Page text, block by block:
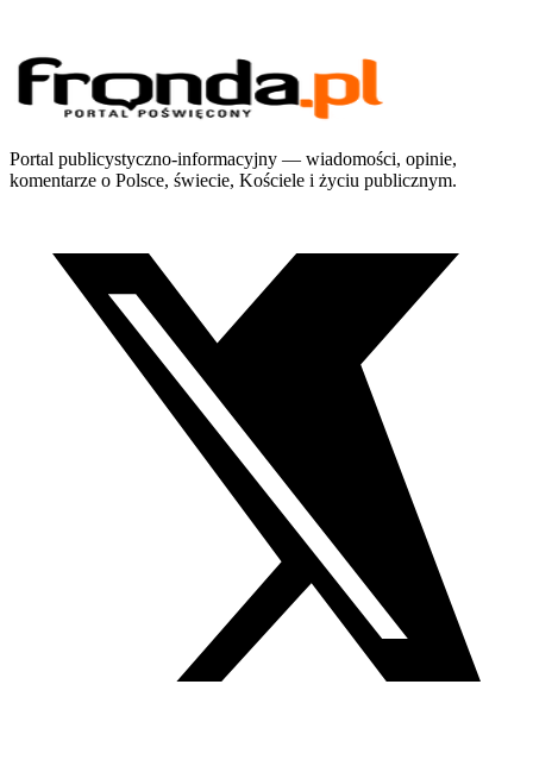
Portal publicystyczno-informacyjny — wiadomości, opinie,
komentarze o Polsce, świecie, Kościele i życiu publicznym.